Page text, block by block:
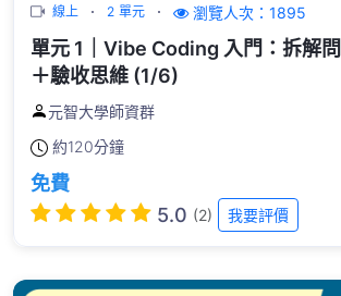
線上 2 單元 瀏覽人次：1895
單元 1｜Vibe Coding 入門：拆解
＋驗收思維 (1/6)
元智大學師資群
約120分鐘
免費
5.0 (2) 我要評價